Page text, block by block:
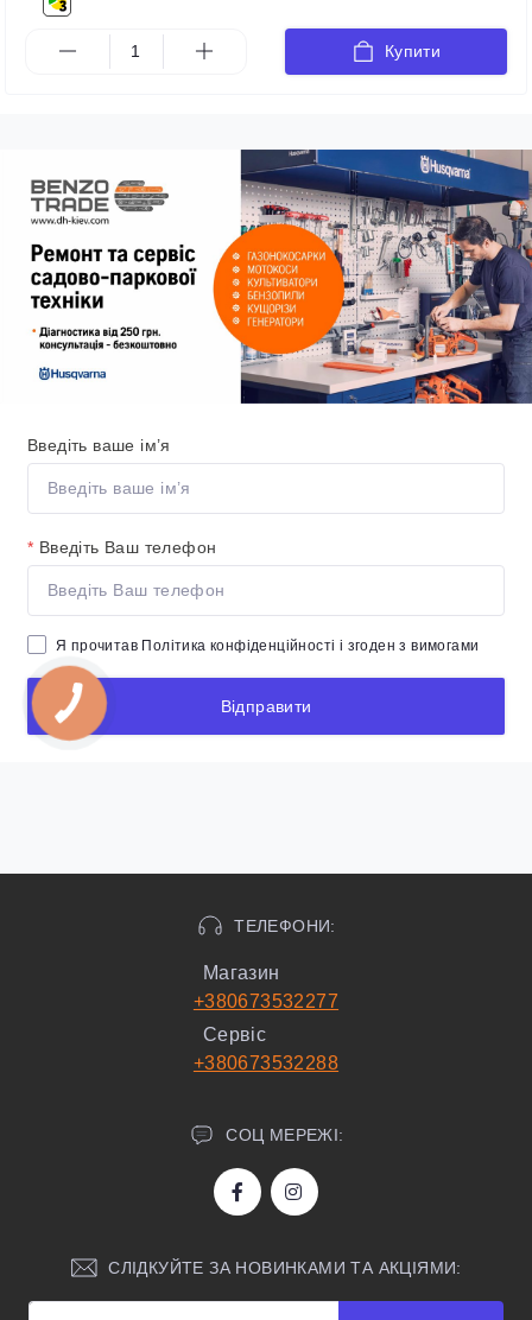
Купити
Введіть ваше ім’я
* Введіть Ваш телефон
Я прочитав Політика конфіденційності і згоден з вимогами
Відправити
ТЕЛЕФОНИ:
Магазин
+380673532277
Сервіс
+380673532288
СОЦ МЕРЕЖІ:
СЛІДКУЙТЕ ЗА НОВИНКАМИ ТА АКЦІЯМИ: